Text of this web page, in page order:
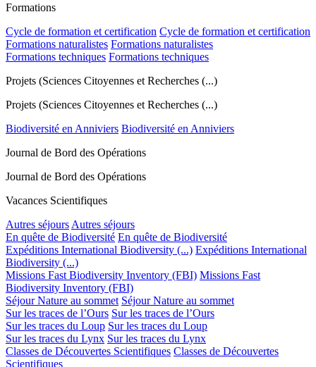
Formations
Cycle de formation et certification Cycle de formation et certification
Formations naturalistes Formations naturalistes
Formations techniques Formations techniques
Projets (Sciences Citoyennes et Recherches (...)
Projets (Sciences Citoyennes et Recherches (...)
Biodiversité en Anniviers Biodiversité en Anniviers
Journal de Bord des Opérations
Journal de Bord des Opérations
Vacances Scientifiques
Autres séjours Autres séjours
En quête de Biodiversité En quête de Biodiversité
Expéditions International Biodiversity (...) Expéditions International
Biodiversity (...)
Missions Fast Biodiversity Inventory (FBI) Missions Fast
Biodiversity Inventory (FBI)
Séjour Nature au sommet Séjour Nature au sommet
Sur les traces de l’Ours Sur les traces de l’Ours
Sur les traces du Loup Sur les traces du Loup
Sur les traces du Lynx Sur les traces du Lynx
Classes de Découvertes Scientifiques Classes de Découvertes
Scientifiques